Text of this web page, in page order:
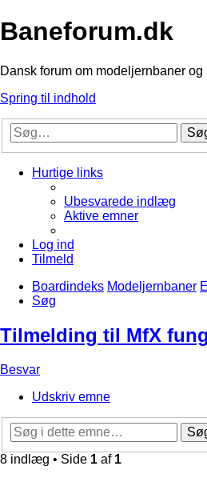
Baneforum.dk
Dansk forum om modeljernbaner
Spring til indhold
Hurtige links
Ubesvarede indlæg
Aktive emner
Log ind
Tilmeld
Boardindeks Modeljernbaner
Søg
Tilmelding til MfX
Besvar
Udskriv emne
8 indlæg • Side 1 af 1